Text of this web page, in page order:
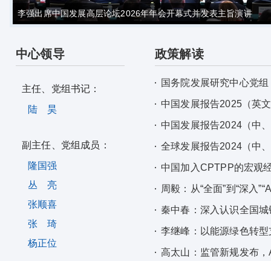
李强出席中国发展高层论坛2026年年会开幕式并发表主旨演讲
中心领导
主任、党组书记：
陆 昊
副主任、党组成员：
隆国强
丛 亮
张顺喜
张 琦
杨正位
政策解读
国务院发展研究中心党
中国发展报告2025（英
中国发展报告2024（中
全球发展报告2024（中
中国加入CPTPP的宏观
周毅：从“全面”到“深入
秦中春：深入认识全国
李继峰：以能源绿色转
高太山：监管新规发布